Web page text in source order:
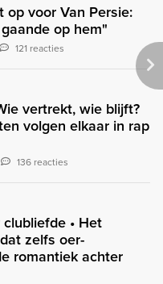
op voor Van Persie:
op hem"
121 reacties
vertrekt, wie blijft?
volgen elkaar in rap
136 reacties
• Het
zelfs oer-
romantiek achter